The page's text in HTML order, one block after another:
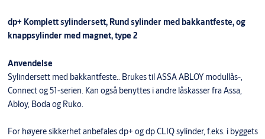
dp+ Komplett sylindersett, Rund sylinder med bakkantfeste, og
knappsylinder med magnet, type 2
Anvendelse
Sylindersett med bakkantfeste.. Brukes til ASSA ABLOY modullås-,
Connect og 51-serien. Kan også benyttes i andre låskasser fra Assa,
Abloy, Boda og Ruko.
For høyere sikkerhet anbefales dp+ og dp CLIQ sylinder, f.eks. i byggets